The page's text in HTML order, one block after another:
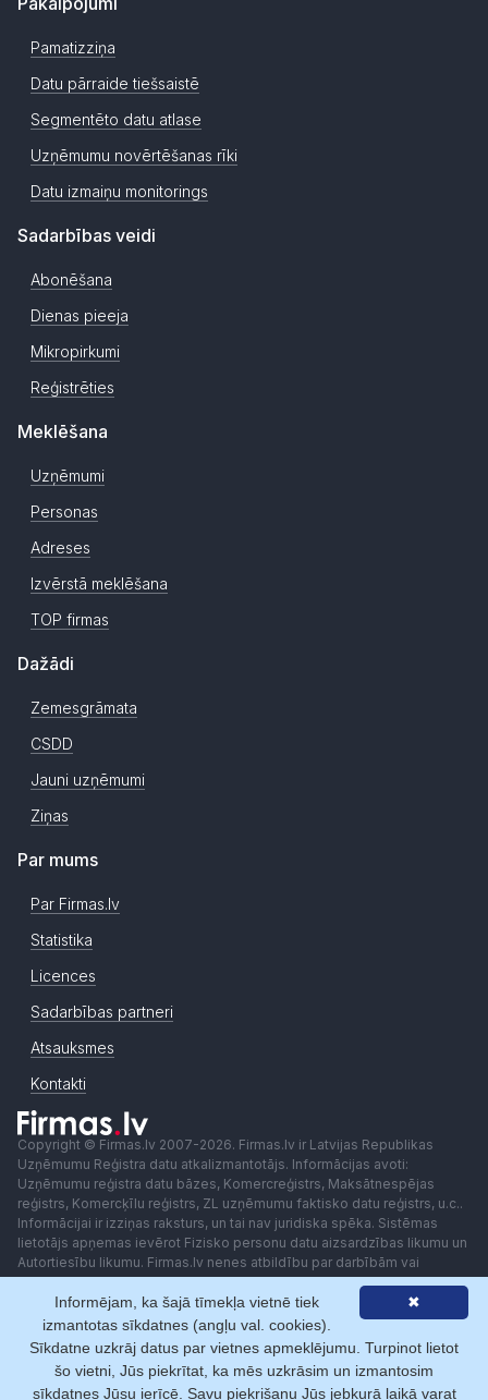
Pamatizziņa
Datu pārraide tiešsaistē
Segmentēto datu atlase
Uzņēmumu novērtēšanas rīki
Datu izmaiņu monitorings
Sadarbības veidi
Abonēšana
Dienas pieeja
Mikropirkumi
Reģistrēties
Meklēšana
Uzņēmumi
Personas
Adreses
Izvērstā meklēšana
TOP firmas
Dažādi
Zemesgrāmata
CSDD
Jauni uzņēmumi
Ziņas
Par mums
Par Firmas.lv
Statistika
Licences
Sadarbības partneri
Atsauksmes
Kontakti
Copyright © Firmas.lv 2007-2026. Firmas.lv ir Latvijas Republikas
Uzņēmumu Reģistra datu atkalizmantotājs. Informācijas avoti:
Uzņēmumu reģistra datu bāzes, Komercreģistrs, Maksātnespējas
reģistrs, Komercķīlu reģistrs, ZL uzņēmumu faktisko datu reģistrs, u.c..
Informācijai ir izziņas raksturs, un tai nav juridiska spēka. Sistēmas
lietotājs apņemas ievērot Fizisko personu datu aizsardzības likumu un
Autortiesību likumu. Firmas.lv nenes atbildību par darbībām vai
lēmumiem, kas balstīti uz saņemto pakalpojumu. Lietotājam aizliegts
izmantot jebkādas automatizētas sistēmas vai iekārtas (robotus)
piekļuvei sistēmai bez rakstiskas saskaņošanas ar Firmas.lv. Galvenā
redaktore: Ingūna Pempere.
Lietošanas noteikumi
Privātuma politika Norēķini ar
✖
Informējam, ka šajā tīmekļa vietnē tiek
izmantotas sīkdatnes (angļu val. cookies).
Sīkdatne uzkrāj datus par vietnes apmeklējumu. Turpinot lietot
šo vietni, Jūs piekrītat, ka mēs uzkrāsim un izmantosim
sīkdatnes Jūsu ierīcē. Savu piekrišanu Jūs jebkurā laikā varat